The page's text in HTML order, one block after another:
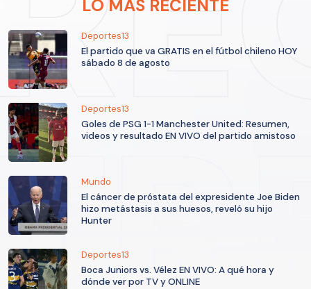
LO MÁS RECIENTE
Deportes13
El partido que va GRATIS en el fútbol chileno HOY
sábado 8 de agosto
Deportes13
Goles de PSG 1-1 Manchester United: Resumen,
videos y resultado EN VIVO del partido amistoso
Mundo
El cáncer de próstata del expresidente Joe Biden
hizo metástasis a sus huesos, reveló su hijo
Hunter
Deportes13
Boca Juniors vs. Vélez EN VIVO: A qué hora y
dónde ver por TV y ONLINE